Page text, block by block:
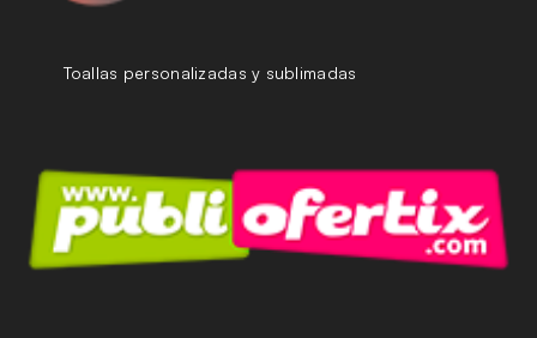
Toallas personalizadas y sublimadas